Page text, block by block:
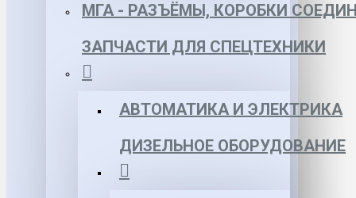
МГА - РАЗЪЁМЫ, КОРОБКИ
ЗАПЧАСТИ ДЛЯ СПЕЦТЕХНИКИ
АВТОМАТИКА И ЭЛЕКТРИКА
ДИЗЕЛЬНОЕ ОБОРУДОВАНИЕ